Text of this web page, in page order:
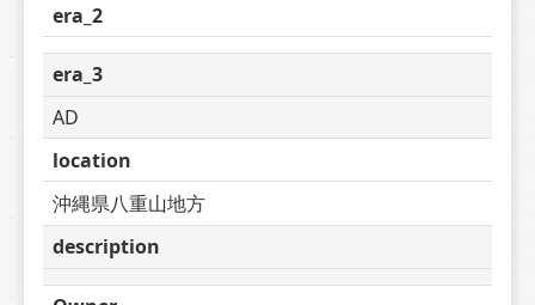
era_2
era_3
AD
location
沖縄県八重山地方
description